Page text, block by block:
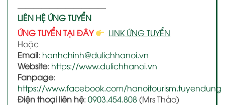
———————————
LIÊN HỆ ỨNG TUYỂN
ỨNG TUYỂN TẠI ĐÂY
LINK ỨNG TUYỂN
Hoặc
Email: hanhchinh@dulichhanoi.vn
Website: https://www.dulichhanoi.vn
Fanpage:
https://www.facebook.com/hanoitourism.tuyendung
Điện thoại liên hệ: 0903.454.808(Mrs Thảo)